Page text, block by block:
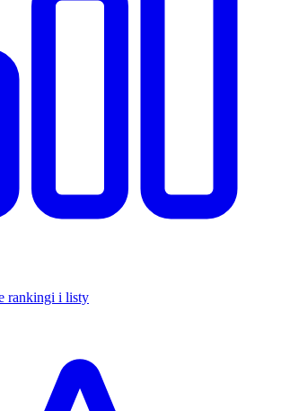
rankingi i listy